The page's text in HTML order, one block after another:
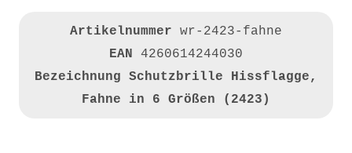
Artikelnummer wr-2423-fahne
EAN 4260614244030
Bezeichnung Schutzbrille Hissflagge,
Fahne in 6 Größen (2423)